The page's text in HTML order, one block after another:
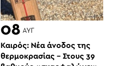
08 ΑΥΓ
Καιρός: Νέα άνοδος της
θερμοκρασίας – Στους 39